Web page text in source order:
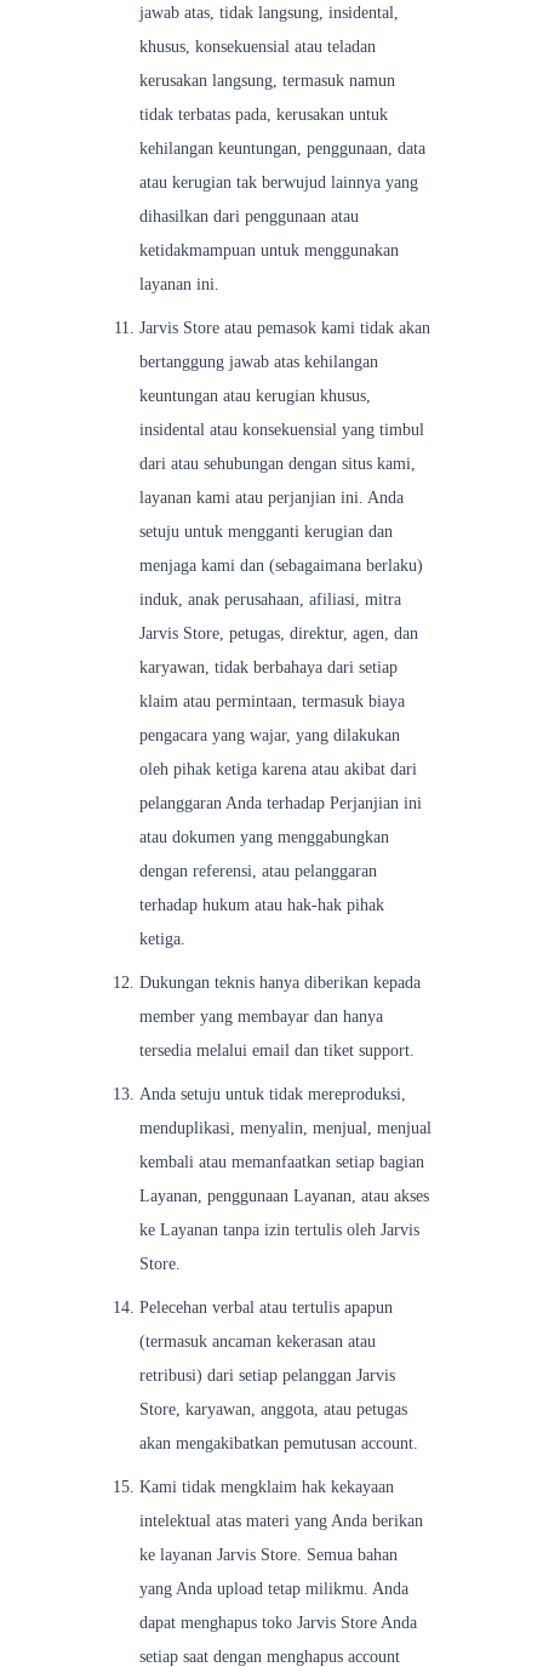
jawab atas, tidak langsung, insidental,
khusus, konsekuensial atau teladan
kerusakan langsung, termasuk namun
tidak terbatas pada, kerusakan untuk
kehilangan keuntungan, penggunaan, data
atau kerugian tak berwujud lainnya yang
dihasilkan dari penggunaan atau
ketidakmampuan untuk menggunakan
layanan ini.
Jarvis Store atau pemasok kami tidak akan
bertanggung jawab atas kehilangan
keuntungan atau kerugian khusus,
insidental atau konsekuensial yang timbul
dari atau sehubungan dengan situs kami,
layanan kami atau perjanjian ini. Anda
setuju untuk mengganti kerugian dan
menjaga kami dan (sebagaimana berlaku)
induk, anak perusahaan, afiliasi, mitra
Jarvis Store, petugas, direktur, agen, dan
karyawan, tidak berbahaya dari setiap
klaim atau permintaan, termasuk biaya
pengacara yang wajar, yang dilakukan
oleh pihak ketiga karena atau akibat dari
pelanggaran Anda terhadap Perjanjian ini
atau dokumen yang menggabungkan
dengan referensi, atau pelanggaran
terhadap hukum atau hak-hak pihak
ketiga.
Dukungan teknis hanya diberikan kepada
member yang membayar dan hanya
tersedia melalui email dan tiket support.
Anda setuju untuk tidak mereproduksi,
menduplikasi, menyalin, menjual, menjual
kembali atau memanfaatkan setiap bagian
Layanan, penggunaan Layanan, atau akses
ke Layanan tanpa izin tertulis oleh Jarvis
Store.
Pelecehan verbal atau tertulis apapun
(termasuk ancaman kekerasan atau
retribusi) dari setiap pelanggan Jarvis
Store, karyawan, anggota, atau petugas
akan mengakibatkan pemutusan account.
Kami tidak mengklaim hak kekayaan
intelektual atas materi yang Anda berikan
ke layanan Jarvis Store. Semua bahan
yang Anda upload tetap milikmu. Anda
dapat menghapus toko Jarvis Store Anda
setiap saat dengan menghapus account